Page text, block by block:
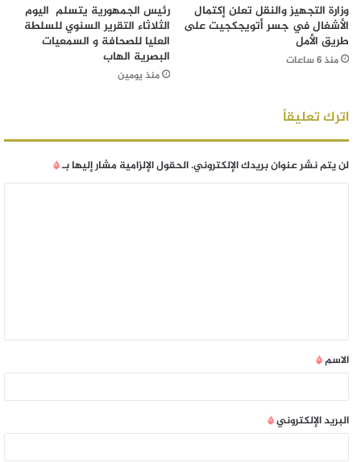
وزارة التجهيز والنقل تعلن إكتمال
الأشغال في جسر أتويجكجيت على
طريق الأمل
منذ 6 ساعات
رئيس الجمهورية يتسلم اليوم
الثلاثاء التقرير السنوي للسلطة
العليا للصحافة و السمعيات
البصرية الهاب
منذ يومين
اترك تعليقاً
لن يتم نشر عنوان بريدك الإلكتروني.الحقول الإلزامية مشار إليها بـ*
الاسم*
البريد الإلكتروني*